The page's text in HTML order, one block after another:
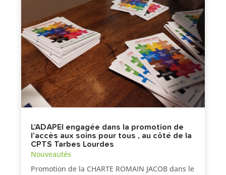
L’ADAPEI engagée dans la promotion de
l’accès aux soins pour tous , au côté de la
CPTS Tarbes Lourdes
Nouveautés
Promotion de la CHARTE ROMAIN JACOB dans le